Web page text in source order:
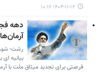
۱۴۰۴-۱۱-۱۲ ۱۰:۱۶
دهه
رشت-
فرصتی برای تجدید میثاق ملت با